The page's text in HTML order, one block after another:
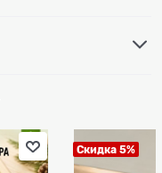
Скидка 5%